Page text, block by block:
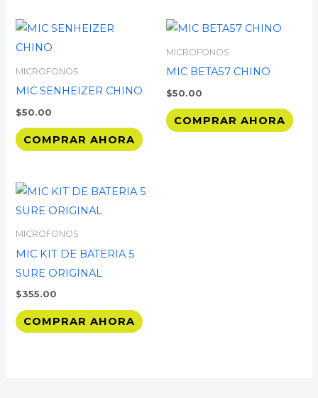
MICROFONOS
MIC SENHEIZER CHINO
$50.00
COMPRAR AHORA
MICROFONOS
MIC BETA57 CHINO
$50.00
COMPRAR AHORA
MICROFONOS
MIC KIT DE BATERIA 5
SURE ORIGINAL
$355.00
COMPRAR AHORA